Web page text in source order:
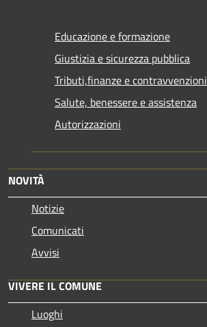
Educazione e formazione
Giustizia e sicurezza pubblica
Tributi,finanze e contravvenzioni
Salute, benessere e assistenza
Autorizzazioni
NOVITÀ
Notizie
Comunicati
Avvisi
VIVERE IL COMUNE
Luoghi